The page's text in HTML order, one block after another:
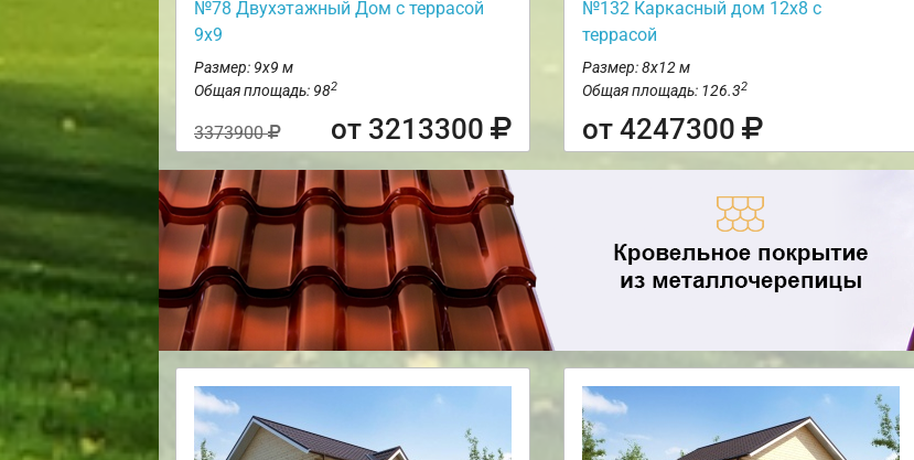
№78 Двухэтажный Дом с террасой
9х9
Размер: 9х9 м
Общая площадь: 982
3373900 от 3213300
№132 Каркасный дом 12х8 с
террасой
Размер: 8х12 м
Общая площадь: 126.32
от 4247300